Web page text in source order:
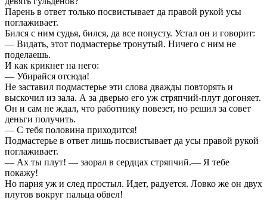
Парень в ответ только посвистывает да правой рукой усы
поглаживает.
Бился с ним судья, бился, да все попусту. Устал он и говорит:
— Видать, этот подмастерье тронутый. Ничего с ним не
поделаешь.
И как крикнет на него:
— Убирайся отсюда!
Не заставил подмастерье эти слова дважды повторять и
выскочил из зала. А за дверью его уж стряпчий-плут догоняет.
Он и сам не ждал, что работнику повезет, но решил за совет
деньги получить.
— С тебя половина приходится!
Подмастерье в ответ лишь посвистывает да усы правой рукой
поглаживает.
— Ах ты плут! — заорал в сердцах стряпчий.— Я тебе
покажу!
Но парня уж и след простыл. Идет, радуется. Ловко же он двух
плутов вокруг пальца обвел!